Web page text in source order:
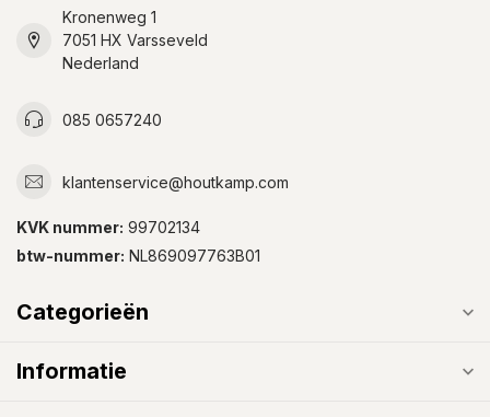
Kronenweg 1
7051 HX Varsseveld
Nederland
085 0657240
klantenservice@houtkamp.com
KVK nummer: 99702134
btw-nummer: NL869097763B01
Categorieën
Informatie